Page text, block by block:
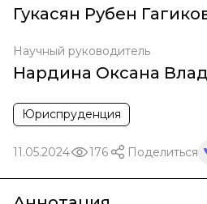
Гукасян Рубен
Научный руководитель
Нардина Оксана
Юриспруденция
11.05.2024 176 Поделиться